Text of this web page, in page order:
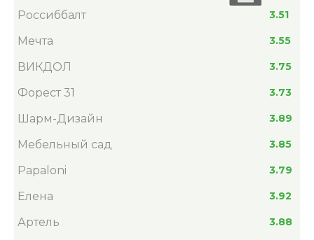
Россиббалт 3.51
Мечта 3.55
ВИКДОЛ 3.75
Форест 31 3.73
Шарм-Дизайн 3.89
Мебельный сад 3.85
Papaloni 3.79
Елена 3.92
Артель 3.88